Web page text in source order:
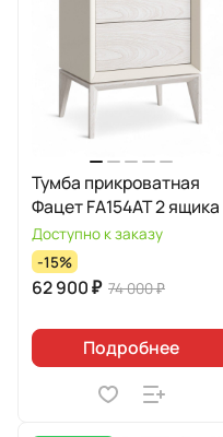
Тумба прикроватная
Фацет FA154AT 2 ящика
Доступно к заказу
-15%
62 900 ₽ 74 000 ₽
Подробнее